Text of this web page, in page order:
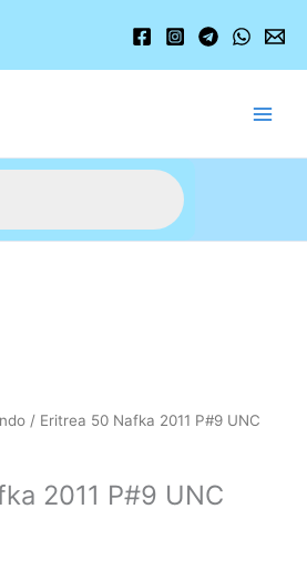
/ Eritrea 50 Nafka 2011 P#9 UNC
2011 P#9 UNC